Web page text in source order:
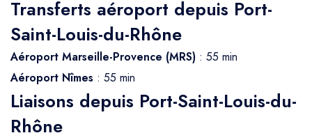
Transferts aéroport depuis Port-
Saint-Louis-du-Rhône
Aéroport Marseille-Provence (MRS) : 55 min
Aéroport Nîmes : 55 min
Liaisons depuis Port-Saint-Louis-du-
Rhône